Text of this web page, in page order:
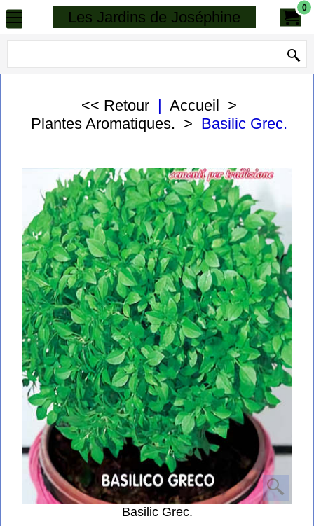
Les Jardins de Joséphine
0
<< Retour | Accueil >
Plantes Aromatiques. > Basilic Grec.
Basilic Grec.